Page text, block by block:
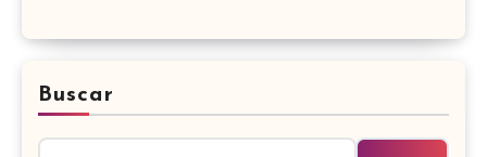
Buscar